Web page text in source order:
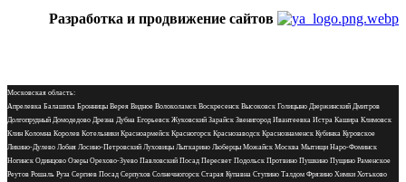
Разработка и продвижение сайтов
Московская область:
Апрелевка Балашиха Бронницы Верея Видное Волоколамск Воскресенск Высоковск Голицыно Дзержинский Дмитров
Долгопрудный Домодедово Дрезна Дубна Егорьевск Жуковский Зарайск Звенигород Ивантеевка Истра Кашира Климовск
Клин Коломна Королев Котельники Красноармейск Красногорск Краснозаводск Краснознаменск Кубинка Куровское
Ликино-Дулево Лобня Лосино-Петровский Луховицы Лыткарино Люберцы Можайск Москва Мытищи Наро-Фоминск
Ногинск Одинцово Озеры Орехово-Зуево Павловский Посад Пересвет Подольск Протвино Пушкино Пущино Раменское
Реутов Рошаль Руза Сергиев Посад Серпухов Солнечногорск Старая Купавна Ступино Талдом Фрязино Химки Хотьково